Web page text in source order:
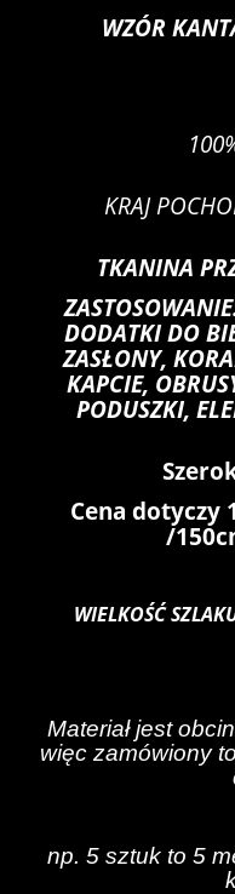
WZÓR
KRAJ
TKANINA
DODATKI DO
ZASŁONY,
KAPCIE,
PODUSZKI,
Cena dotyczy
/
WIELKOŚĆ
Materiał jest
więc zamówiony
np. 5 sztuk to 5